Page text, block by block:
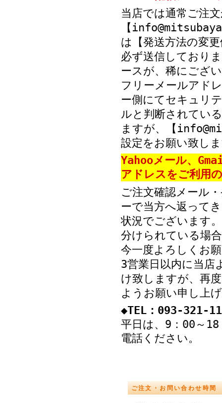
当店では通常ご注
【
は【発送方法の変
必ず送信しており
ースが、稀にござ
フリーメールアド
ー側にてセキュリ
ルと判断されてい
ますが、【
設定をお願い致し
Yahooメール、
アドレスをご利用
ご注文確認メール
ーで当方へ返って
状況でございます
分けられている場
今一度よろしくお
3営業日以内に当店
け致しますが、再
ようお願い申し上
◆TEL：093-321-
平日は、9：00～
電話ください。
ご注文・お問い合わせ時間